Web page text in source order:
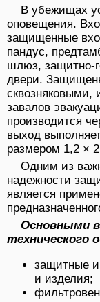
В убежищах
оповещения.
защищенные
пандус,
шлюз, защитно-
двери.
сквозняковыми,
завалов
производится
выход
размером 1,2 ×
Одним из
надежности
является
Основными
технического
защитные и
и изделия;